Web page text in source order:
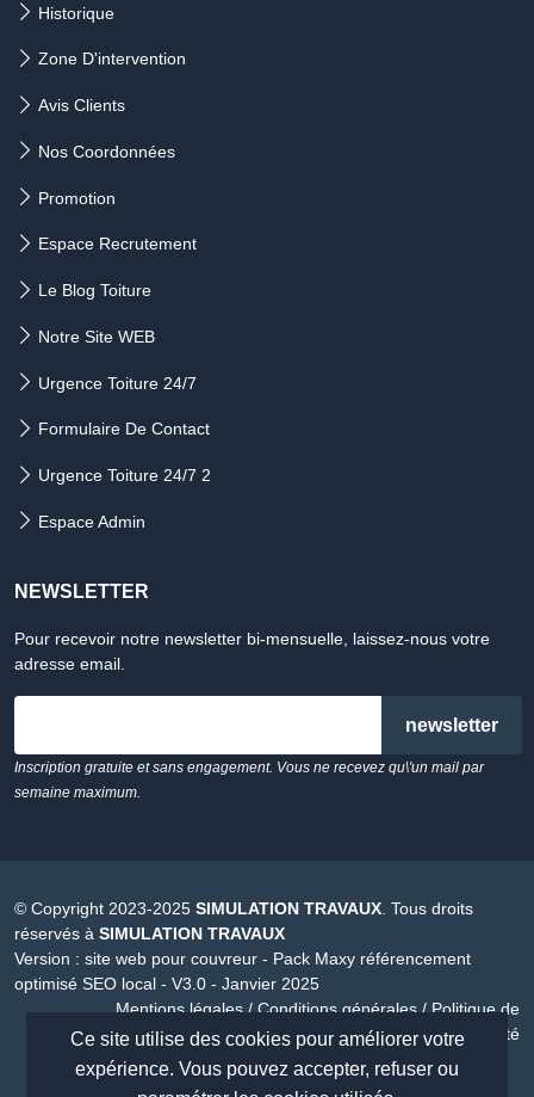
Historique
Zone D'intervention
Avis Clients
Nos Coordonnées
Promotion
Espace Recrutement
Le Blog Toiture
Notre Site WEB
Urgence Toiture 24/7
Formulaire De Contact
Urgence Toiture 24/7 2
Espace Admin
NEWSLETTER
Pour recevoir notre newsletter bi-mensuelle, laissez-nous votre
adresse email.
Inscription gratuite et sans engagement. Vous ne recevez qu\'un mail par
semaine maximum.
© Copyright 2023-2025 SIMULATION TRAVAUX. Tous droits
réservés à SIMULATION TRAVAUX
Version : site web pour couvreur - Pack Maxy référencement
optimisé SEO local - V3.0 - Janvier 2025
Mentions légales / Conditions générales / Politique de
confidentialité
site internet créer parMAXYPUB
vous aussi obtenez un site internet spéciale couvreur à partir de
Ce site utilise des cookies pour améliorer votre
expérience. Vous pouvez accepter, refuser ou